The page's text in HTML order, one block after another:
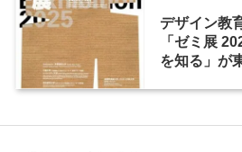
デザイン教
「ゼミ展
を知る」が